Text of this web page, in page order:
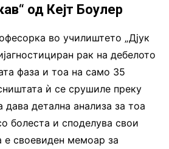
од Кејт Боулер
во училиштето „Дјук
рак на дебелото
фаза и тоа на само 35
ѝ се срушиле преку
дава детална анализа за тоа
болеста и споделува свои
е своевиден мемоар за